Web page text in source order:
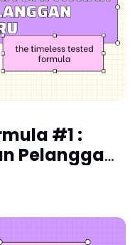
#1 :
Pelanggan